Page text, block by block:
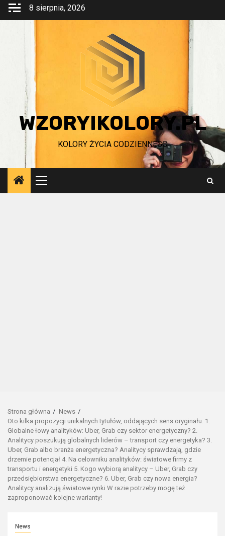
Przejdź
8 sierpnia, 2026
WZORYIKOLORY.PL
KOLORY ŻYCIA CODZIENNEGO
Menu
główne
Strona główna
News
Oto kilka propozycji unikalnych tytułów, oddających sens oryginału: 1.
Globalne łowy analityków: Uber, Grab czy sektor energetyczny? 2.
Analitycy poszukują globalnych liderów – transport czy energetyka? 3.
Uber, Grab albo branża energetyczna? Analitycy sprawdzają, gdzie
drzemie potencjał 4. Na celowniku analityków: światowe firmy z
transportu i energetyki 5. Kogo wybiorą analitycy – Uber, Grab czy
przedsiębiorstwa energetyczne? 6. Uber, Grab czy nowa energia?
Analitycy analizują światowe rynki W razie potrzeby mogę też
zaproponować kolejne warianty!
News